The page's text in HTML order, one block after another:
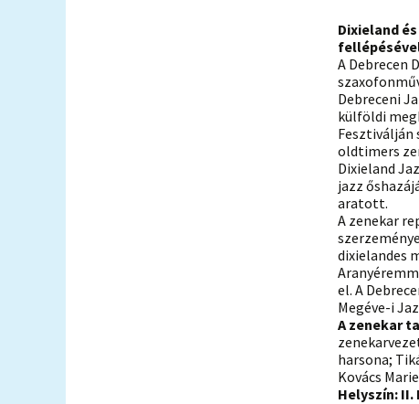
Dixieland
A Debrecen
Debreceni
külföldi
Fesztiválján
oldtimers
Dixieland
jazz
aratott.
A zenekar
dixielandes
el. A
Megéve-i
A zenekar
harsona;
Kovács
Helyszín: II.